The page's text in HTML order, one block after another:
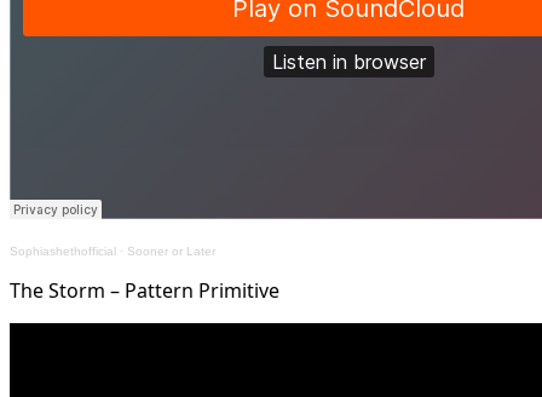
Sophiashethofficial · Sooner or Later
The Storm – Pattern Primitive